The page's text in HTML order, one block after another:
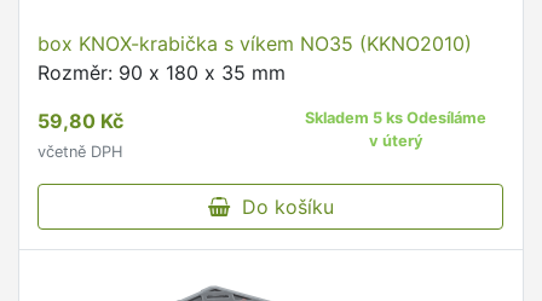
box KNOX-krabička s víkem NO35 (KKNO2010)
Rozměr: 90 x 180 x 35 mm
59,80 Kč
včetně DPH
Skladem 5 ks Odesíláme
v úterý
Do košíku